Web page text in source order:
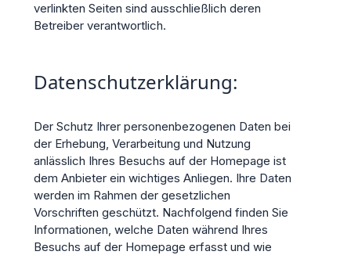
verlinkten Seiten sind ausschließlich deren
Betreiber verantwortlich.
Datenschutzerklärung:
Der Schutz Ihrer personenbezogenen Daten bei
der Erhebung, Verarbeitung und Nutzung
anlässlich Ihres Besuchs auf der Homepage ist
dem Anbieter ein wichtiges Anliegen. Ihre Daten
werden im Rahmen der gesetzlichen
Vorschriften geschützt. Nachfolgend finden Sie
Informationen, welche Daten während Ihres
Besuchs auf der Homepage erfasst und wie